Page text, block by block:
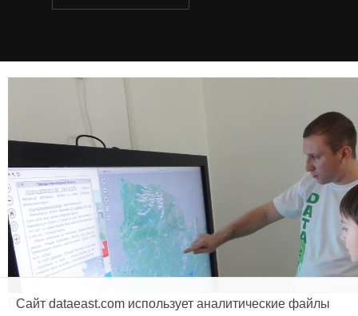
Продукты и услуги
Сайт dataeast.com использует аналитические файлы